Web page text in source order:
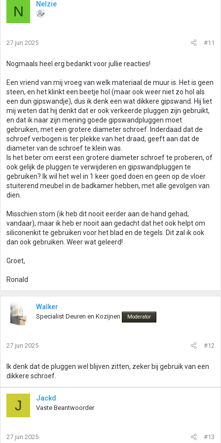
N Nelzie
27 jun 2025 #11
Nogmaals heel erg bedankt voor jullie reacties!
Een vriend van mij vroeg van welk materiaal de muur is. Het is geen
steen, en het klinkt een beetje hol (maar ook weer niet zo hol als
een dun gipswandje), dus ik denk een wat dikkere gipswand. Hij liet
mij weten dat hij denkt dat er ook verkeerde pluggen zijn gebruikt,
en dat ik naar zijn mening goede gipswandpluggen moet
gebruiken, met een grotere diameter schroef. Inderdaad dat de
schroef verbogen is ter plekke van het draad, geeft aan dat de
diameter van de schroef te klein was.
Is het beter om eerst een grotere diameter schroef te proberen, of
ook gelijk de pluggen te verwijderen en gipswandpluggen te
gebruiken? Ik wil het wel in 1 keer goed doen en geen op de vloer
stuiterend meubel in de badkamer hebben, met alle gevolgen van
dien.
Misschien stom (ik heb dit nooit eerder aan de hand gehad,
vandaar), maar ik heb er nooit aan gedacht dat het ook helpt om
siliconenkit te gebruiken voor het blad en de tegels. Dit zal ik ook
dan ook gebruiken. Weer wat geleerd!
Groet,
Ronald
Walker
Specialist Deuren en Kozijnen Moderator
27 jun 2025 #12
Ik denk dat de pluggen wel blijven zitten, zeker bij gebruik van een
dikkere schroef.
J Jackd
Vaste Beantwoorder
27 jun 2025 #13